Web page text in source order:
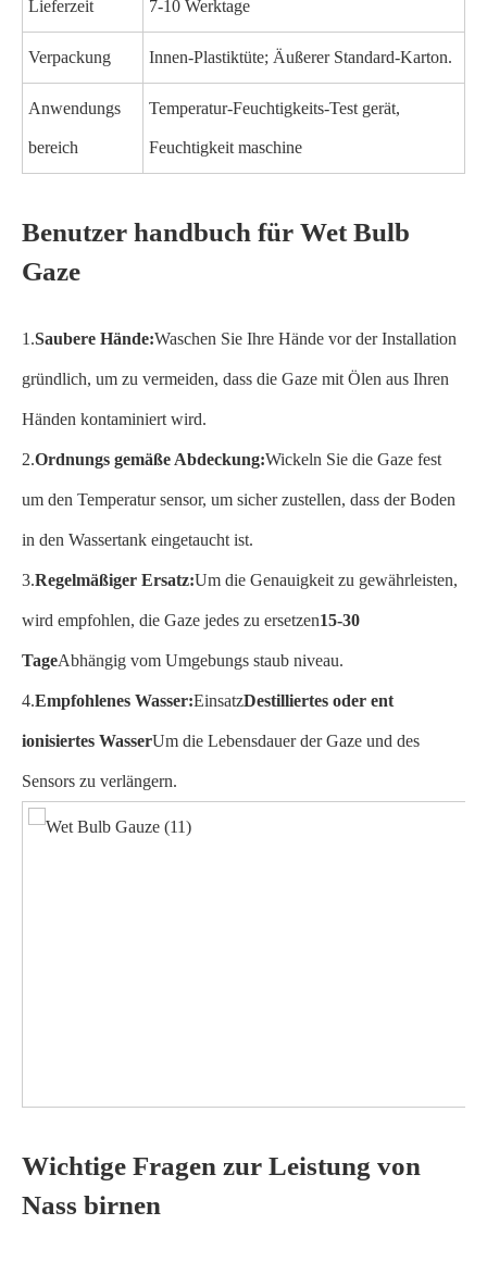
Lieferzeit 7-10 Werktage
Verpackung Innen-Plastiktüte; Äußerer Standard-Karton.
Anwendungs
bereich
Temperatur-Feuchtigkeits-Test gerät,
Feuchtigkeit maschine
Benutzer handbuch für Wet Bulb
Gaze
1.Saubere Hände:Waschen Sie Ihre Hände vor der Installation
gründlich, um zu vermeiden, dass die Gaze mit Ölen aus Ihren
Händen kontaminiert wird.
2.Ordnungs gemäße Abdeckung:Wickeln Sie die Gaze fest
um den Temperatur sensor, um sicher zustellen, dass der Boden
in den Wassertank eingetaucht ist.
3.Regelmäßiger Ersatz:Um die Genauigkeit zu gewährleisten,
wird empfohlen, die Gaze jedes zu ersetzen15-30
TageAbhängig vom Umgebungs staub niveau.
4.Empfohlenes Wasser:EinsatzDestilliertes oder ent
ionisiertes WasserUm die Lebensdauer der Gaze und des
Sensors zu verlängern.
Wichtige Fragen zur Leistung von
Nass birnen